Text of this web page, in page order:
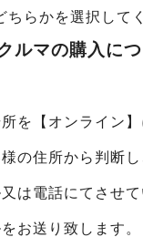
ちらかを選択して
ルマの購入に
を【オンライン】
の住所から判断
は電話にてさせ
お送り致します。